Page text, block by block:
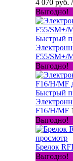
4 070 руб.
Выгодно!
Быстрый
F55/SM+/
Выгодно!
Быстрый
F16/H/MF
Выгодно!
просмотр
Брелок
Выгодно!